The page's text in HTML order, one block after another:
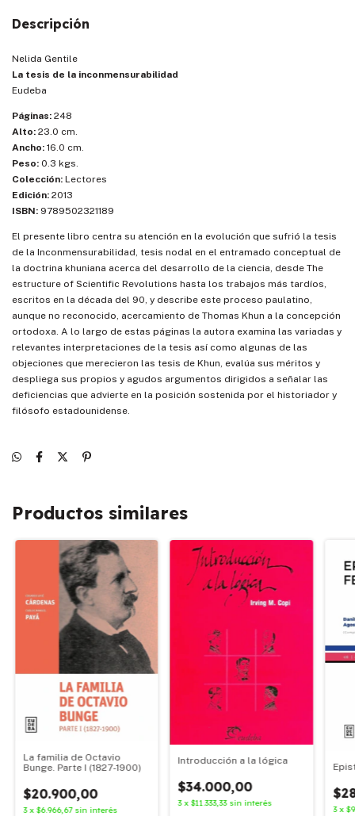
Descripción
Nelida Gentile
La tesis de la inconmensurabilidad
Eudeba
Páginas: 248
Alto: 23.0 cm.
Ancho: 16.0 cm.
Peso: 0.3 kgs.
Colección: Lectores
Edición: 2013
ISBN: 9789502321189
El presente libro centra su atención en la evolución que sufrió la tesis
de la Inconmensurabilidad, tesis nodal en el entramado conceptual de
la doctrina khuniana acerca del desarrollo de la ciencia, desde The
estructure of Scientific Revolutions hasta los trabajos más tardíos,
escritos en la década del 90, y describe este proceso paulatino,
aunque no reconocido, acercamiento de Thomas Khun a la concepción
ortodoxa. A lo largo de estas páginas la autora examina las variadas y
relevantes interpretaciones de la tesis así como algunas de las
objeciones que merecieron las tesis de Khun, evalúa sus méritos y
despliega sus propios y agudos argumentos dirigidos a señalar las
deficiencias que advierte en la posición sostenida por el historiador y
filósofo estadounidense.
Productos similares
La familia de Octavio
Bunge. Parte I (1827-1900)
$20.900,00
3 x $6.966,67 sin interés
Introducción a la lógica
$34.000,00
3 x$11.333,33 sin interés
3 x